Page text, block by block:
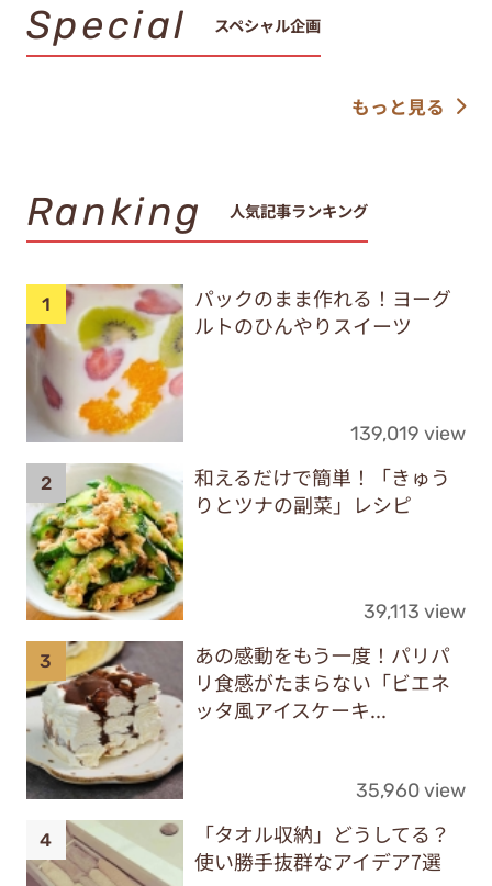
Special スペシャル企画
もっと見る
Ranking 人気記事ランキング
パックのまま作れる！ヨーグ
ルトのひんやりスイーツ
139,019 view
和えるだけで簡単！「きゅう
りとツナの副菜」レシピ
39,113 view
あの感動をもう一度！パリパ
リ食感がたまらない「ビエネ
ッタ風アイスケーキ...
35,960 view
「タオル収納」どうしてる？
使い勝手抜群なアイデア7選